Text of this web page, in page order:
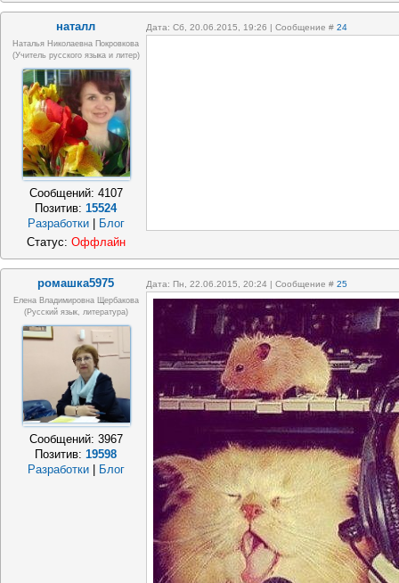
наталл Дата: Сб, 20.06.2015, 19:26 | Сообщение # 24
Наталья Николаевна Покровкова
(учитель русского языка и литер)
Сообщений: 4107
Позитив:15524
Разработки
Блог
Статус: Оффлайн
ромашка5975 Дата: Пн, 22.06.2015, 20:24 | Сообщение # 25
Елена Владимировна Щербакова
(русский язык, литература)
Сообщений: 3967
Позитив:19598
Разработки
Блог